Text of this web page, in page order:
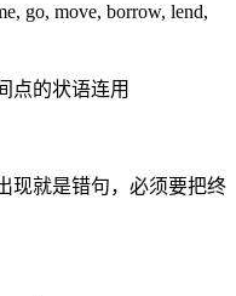
go, move, borrow, lend,
点的状语连用
现就是错句，必须要把终